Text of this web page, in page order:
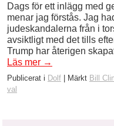
Dags för ett inlägg med
menar jag förstås. Jag
judeskandalerna från i
avsiktligt med det tills
Trump har återigen
Läs mer →
Publicerat i Dolf Märkt Bill
val